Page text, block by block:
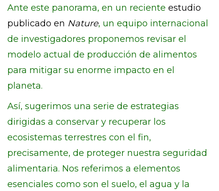
Ante este panorama, en un reciente estudio
publicado en Nature, un equipo internacional
de investigadores proponemos revisar el
modelo actual de producción de alimentos
para mitigar su enorme impacto en el
planeta.
Así, sugerimos una serie de estrategias
dirigidas a conservar y recuperar los
ecosistemas terrestres con el fin,
precisamente, de proteger nuestra seguridad
alimentaria. Nos referimos a elementos
esenciales como son el suelo, el agua y la